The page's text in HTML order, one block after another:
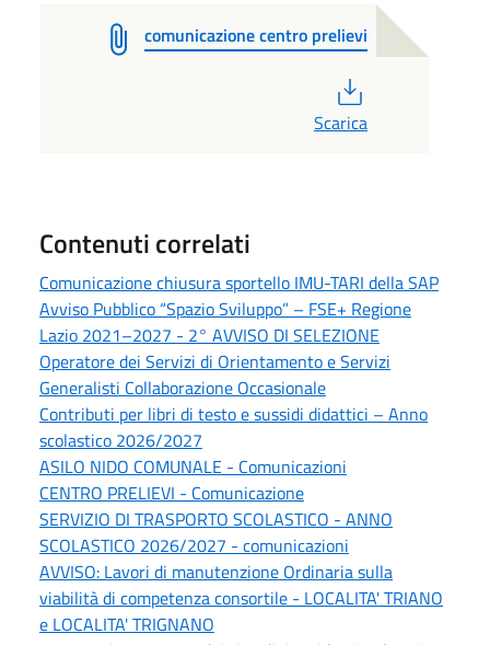
comunicazione centro prelievi
Scarica
Contenuti correlati
Comunicazione chiusura sportello IMU-TARI della SAP
Avviso Pubblico “Spazio Sviluppo” – FSE+ Regione
Lazio 2021–2027 - 2° AVVISO DI SELEZIONE
Operatore dei Servizi di Orientamento e Servizi
Generalisti Collaborazione Occasionale
Contributi per libri di testo e sussidi didattici – Anno
scolastico 2026/2027
ASILO NIDO COMUNALE - Comunicazioni
CENTRO PRELIEVI - Comunicazione
SERVIZIO DI TRASPORTO SCOLASTICO - ANNO
SCOLASTICO 2026/2027 - comunicazioni
AVVISO: Lavori di manutenzione Ordinaria sulla
viabilità di competenza consortile - LOCALITA' TRIANO
e LOCALITA' TRIGNANO